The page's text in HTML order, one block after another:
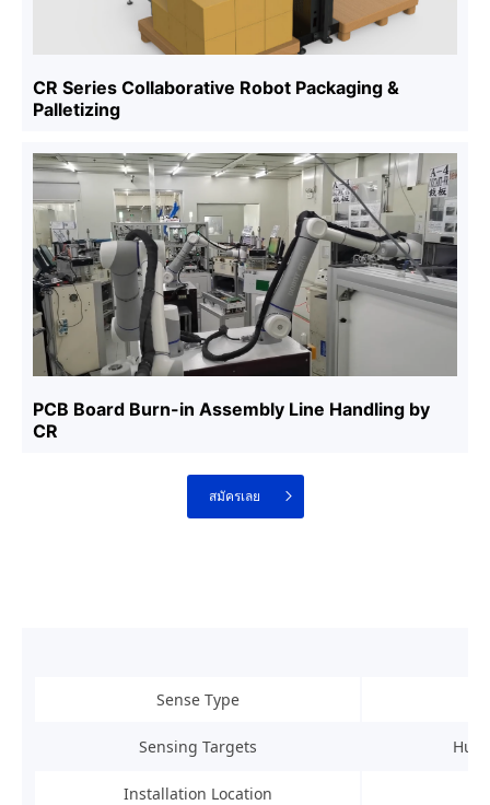
CR Series Collaborative Robot Packaging &
Palletizing
PCB Board Burn-in Assembly Line Handling by
CR
สมัครเลย
Sense Type
Sensing Targets
Installation Location